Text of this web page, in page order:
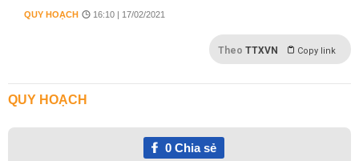
QUY HOẠCH 16:10 | 17/02/2021
Theo TTXVN Copy link
QUY HOẠCH
0Chia sẻ